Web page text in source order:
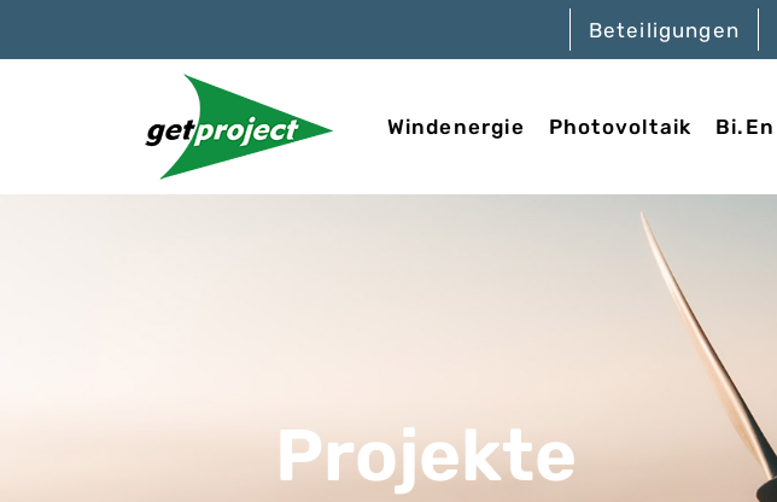
Beteiligungen
Windenergie Photovoltaik Bi.En
Projekte